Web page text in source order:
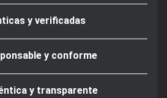
y verificadas
y conforme
y transparente